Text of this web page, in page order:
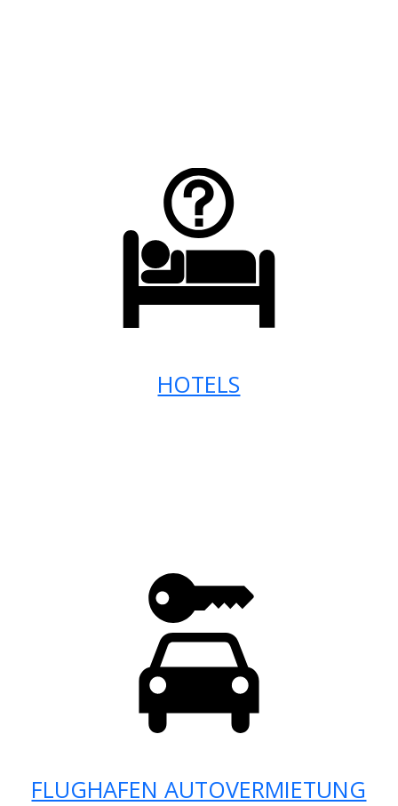
HOTELS
FLUGHAFEN AUTOVERMIETUNG